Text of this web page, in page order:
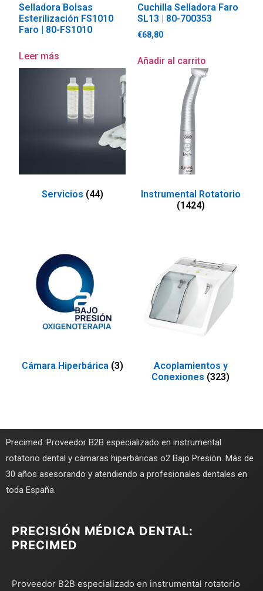
Selladora Bolsas
Esterilización FS1010
Faro | 80-FS1010
Leer más
Cuchilla Selladora Faro
SL13 | 80-700353
€68,80
Añadir al carrito
Servicios (44)
Instrumental Rotatorio
(1424)
Cámara Hiperbárica (3)
Acoplamientos y
Conexiones (323)
Precimed :Proveedor B2B especializado en instrumental
rotatorio dental y cámaras hiperbáricas o2 Bajo Presión. Más de
30 años asesorando y atendiendo a profesionales dentales en
toda España.
PRECISIÓN MÉDICA DENTAL:
PRECIMED
Proveedor B2B especializado en instrumental rotatorio